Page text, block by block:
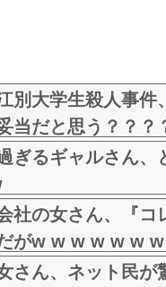
れると大量にエッチな画
別大学生殺人事
当だと思う？？？
ぎるギャルさん
社の女さん、『
がw w w w w w
さん、ネット民